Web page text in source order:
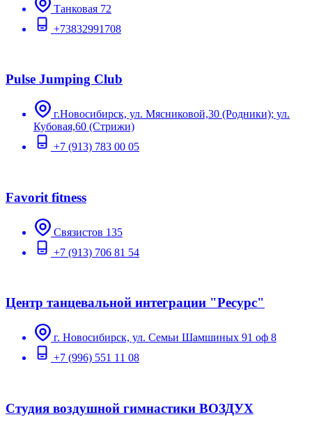
Танковая 72
+73832991708
Pulse Jumping Club
г.Новосибирск, ул. Мясниковой,30 (Родники); ул.
Кубовая,60 (Стрижи)
+7 (913) 783 00 05
Favorit fitness
Связистов 135
+7 (913) 706 81 54
Центр танцевальной интеграции "Ресурс"
г. Новосибирск, ул. Семьи Шамшиных 91 оф 8
+7 (996) 551 11 08
Студия воздушной гимнастики ВОЗДУХ